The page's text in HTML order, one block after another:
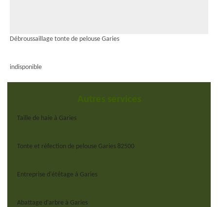
Débroussaillage tonte de pelouse Garies
indisponible
Autres services
Taille de haie à Garies
Tonte et réfection de pelouse Garies 82500
Entreprise d'étêtage à Garies
Abattage d'arbre à Garies